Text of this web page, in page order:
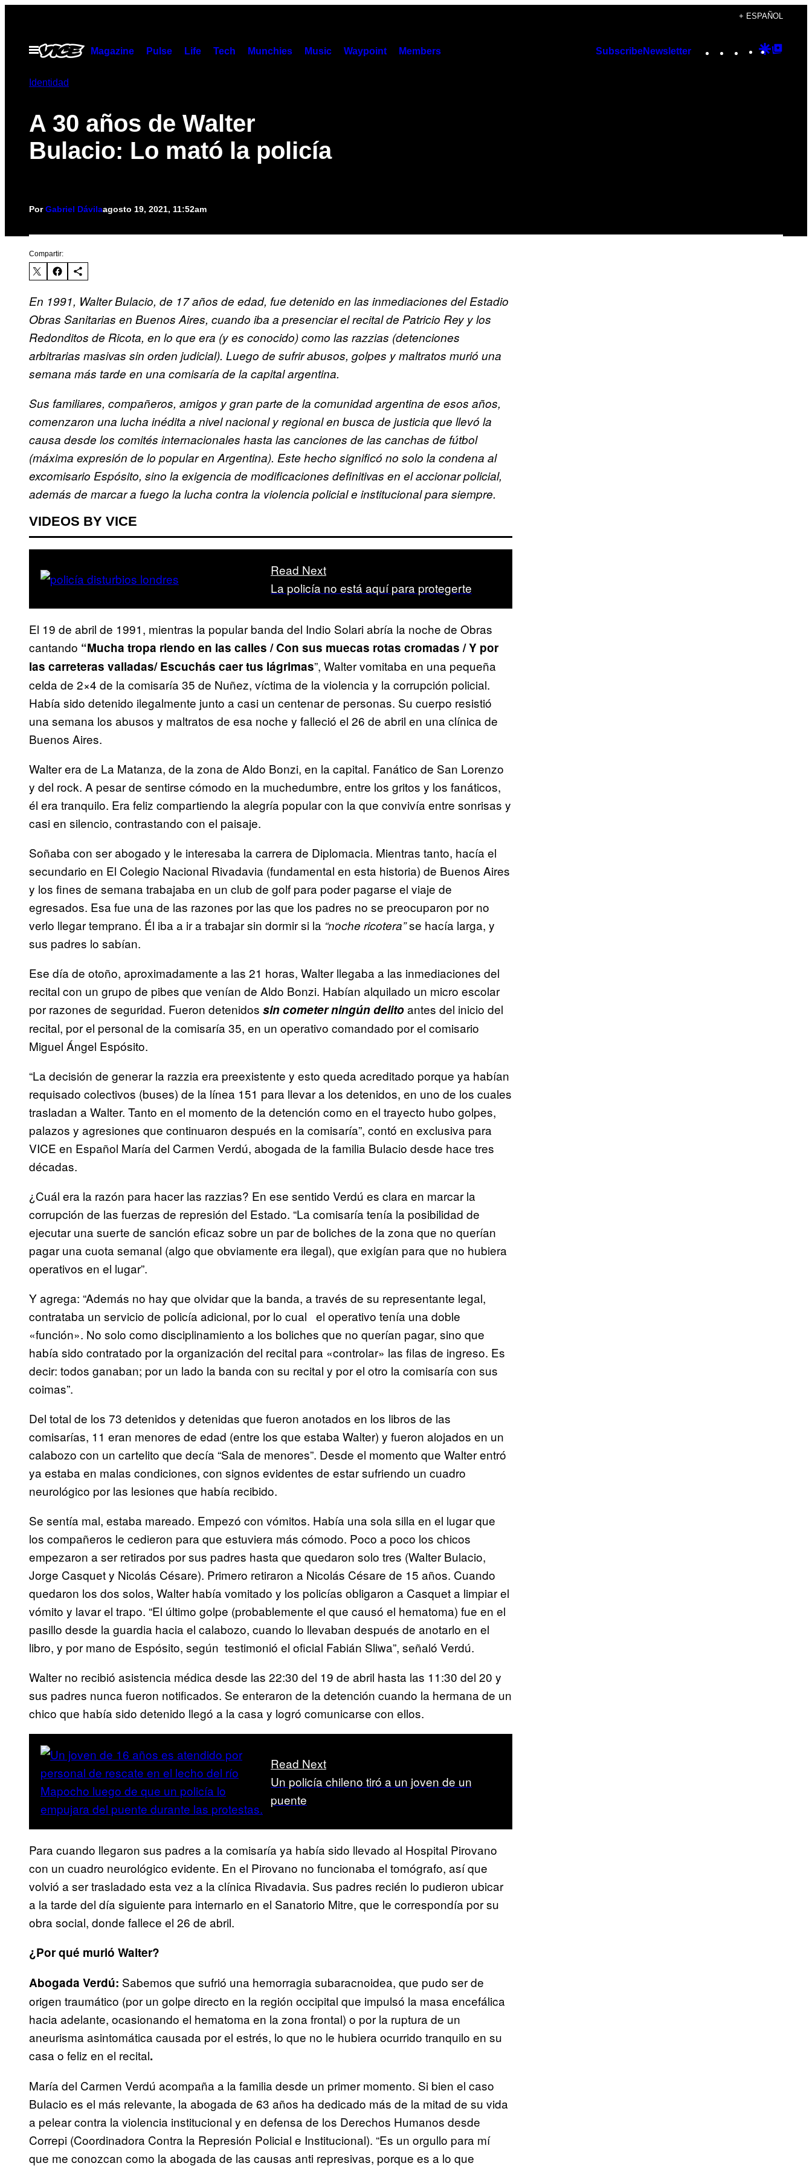
contenido
+ ESPAÑOL
Abrir
Menú
Magazine Pulse Life Tech Munchies Music Waypoint Members SubscribeNewsletter Instagram
TikTok
YouTube
Google
Identidad
A 30 años de Walter
Bulacio: Lo mató la policía
PorGabriel Dávilaagosto 19, 2021, 11:52am
Compartir:
En 1991, Walter Bulacio, de 17 años de edad, fue detenido en las inmediaciones del Estadio
Obras Sanitarias en Buenos Aires, cuando iba a presenciar el recital de Patricio Rey y los
Redonditos de Ricota, en lo que era (y es conocido) como las razzias (detenciones
arbitrarias masivas sin orden judicial). Luego de sufrir abusos, golpes y maltratos murió una
semana más tarde en una comisaría de la capital argentina.
Sus familiares, compañeros, amigos y gran parte de la comunidad argentina de esos años,
comenzaron una lucha inédita a nivel nacional y regional en busca de justicia que llevó la
causa desde los comités internacionales hasta las canciones de las canchas de fútbol
(máxima expresión de lo popular en Argentina). Este hecho significó no solo la condena al
excomisario Espósito, sino la exigencia de modificaciones definitivas en el accionar policial,
además de marcar a fuego la lucha contra la violencia policial e institucional para siempre.
VIDEOS BY VICE
Read Next
La policía no está aquí para protegerte
El 19 de abril de 1991, mientras la popular banda del Indio Solari abría la noche de Obras
cantando “Mucha tropa riendo en las calles / Con sus muecas rotas cromadas / Y por
las carreteras valladas/ Escuchás caer tus lágrimas”, Walter vomitaba en una pequeña
celda de 2×4 de la comisaría 35 de Nuñez, víctima de la violencia y la corrupción policial.
Había sido detenido ilegalmente junto a casi un centenar de personas. Su cuerpo resistió
una semana los abusos y maltratos de esa noche y falleció el 26 de abril en una clínica de
Buenos Aires.
Walter era de La Matanza, de la zona de Aldo Bonzi, en la capital. Fanático de San Lorenzo
y del rock. A pesar de sentirse cómodo en la muchedumbre, entre los gritos y los fanáticos,
él era tranquilo. Era feliz compartiendo la alegría popular con la que convivía entre sonrisas y
casi en silencio, contrastando con el paisaje.
Soñaba con ser abogado y le interesaba la carrera de Diplomacia. Mientras tanto, hacía el
secundario en El Colegio Nacional Rivadavia (fundamental en esta historia) de Buenos Aires
y los fines de semana trabajaba en un club de golf para poder pagarse el viaje de
egresados. Esa fue una de las razones por las que los padres no se preocuparon por no
verlo llegar temprano. Él iba a ir a trabajar sin dormir si la “noche ricotera”se hacía larga, y
sus padres lo sabían.
Ese día de otoño, aproximadamente a las 21 horas, Walter llegaba a las inmediaciones del
recital con un grupo de pibes que venían de Aldo Bonzi. Habían alquilado un micro escolar
por razones de seguridad. Fueron detenidos sin cometer ningún delitoantes del inicio del
recital, por el personal de la comisaría 35, en un operativo comandado por el comisario
Miguel Ángel Espósito.
“La decisión de generar la razzia era preexistente y esto queda acreditado porque ya habían
requisado colectivos (buses) de la línea 151 para llevar a los detenidos, en uno de los cuales
trasladan a Walter. Tanto en el momento de la detención como en el trayecto hubo golpes,
palazos y agresiones que continuaron después en la comisaría”, contó en exclusiva para
VICE en Español María del Carmen Verdú, abogada de la familia Bulacio desde hace tres
décadas.
¿Cuál era la razón para hacer las razzias? En ese sentido Verdú es clara en marcar la
corrupción de las fuerzas de represión del Estado. “La comisaría tenía la posibilidad de
ejecutar una suerte de sanción eficaz sobre un par de boliches de la zona que no querían
pagar una cuota semanal (algo que obviamente era ilegal), que exigían para que no hubiera
operativos en el lugar”.
Y agrega: “Además no hay que olvidar que la banda, a través de su representante legal,
contrataba un servicio de policía adicional, por lo cual el operativo tenía una doble
«función». No solo como disciplinamiento a los boliches que no querían pagar, sino que
había sido contratado por la organización del recital para «controlar» las filas de ingreso. Es
decir: todos ganaban; por un lado la banda con su recital y por el otro la comisaría con sus
coimas”.
Del total de los 73 detenidos y detenidas que fueron anotados en los libros de las
comisarías, 11 eran menores de edad (entre los que estaba Walter) y fueron alojados en un
calabozo con un cartelito que decía “Sala de menores”. Desde el momento que Walter entró
ya estaba en malas condiciones, con signos evidentes de estar sufriendo un cuadro
neurológico por las lesiones que había recibido.
Se sentía mal, estaba mareado. Empezó con vómitos. Había una sola silla en el lugar que
los compañeros le cedieron para que estuviera más cómodo. Poco a poco los chicos
empezaron a ser retirados por sus padres hasta que quedaron solo tres (Walter Bulacio,
Jorge Casquet y Nicolás Césare). Primero retiraron a Nicolás Césare de 15 años. Cuando
quedaron los dos solos, Walter había vomitado y los policías obligaron a Casquet a limpiar el
vómito y lavar el trapo. “El último golpe (probablemente el que causó el hematoma) fue en el
pasillo desde la guardia hacia el calabozo, cuando lo llevaban después de anotarlo en el
libro, y por mano de Espósito, según testimonió el oficial Fabián Sliwa”, señaló Verdú.
Walter no recibió asistencia médica desde las 22:30 del 19 de abril hasta las 11:30 del 20 y
sus padres nunca fueron notificados. Se enteraron de la detención cuando la hermana de un
chico que había sido detenido llegó a la casa y logró comunicarse con ellos.
Read Next
Un policía chileno tiró a un joven de un
puente
Para cuando llegaron sus padres a la comisaría ya había sido llevado al Hospital Pirovano
con un cuadro neurológico evidente. En el Pirovano no funcionaba el tomógrafo, así que
volvió a ser trasladado esta vez a la clínica Rivadavia. Sus padres recién lo pudieron ubicar
a la tarde del día siguiente para internarlo en el Sanatorio Mitre, que le correspondía por su
obra social, donde fallece el 26 de abril.
¿Por qué murió Walter?
Abogada Verdú: Sabemos que sufrió una hemorragia subaracnoidea, que pudo ser de
origen traumático (por un golpe directo en la región occipital que impulsó la masa encefálica
hacia adelante, ocasionando el hematoma en la zona frontal) o por la ruptura de un
aneurisma asintomática causada por el estrés, lo que no le hubiera ocurrido tranquilo en su
casa o feliz en el recital.
María del Carmen Verdú acompaña a la familia desde un primer momento. Si bien el caso
Bulacio es el más relevante, la abogada de 63 años ha dedicado más de la mitad de su vida
a pelear contra la violencia institucional y en defensa de los Derechos Humanos desde
Correpi (Coordinadora Contra la Represión Policial e Institucional). “Es un orgullo para mí
que me conozcan como la abogada de las causas anti represivas, porque es a lo que